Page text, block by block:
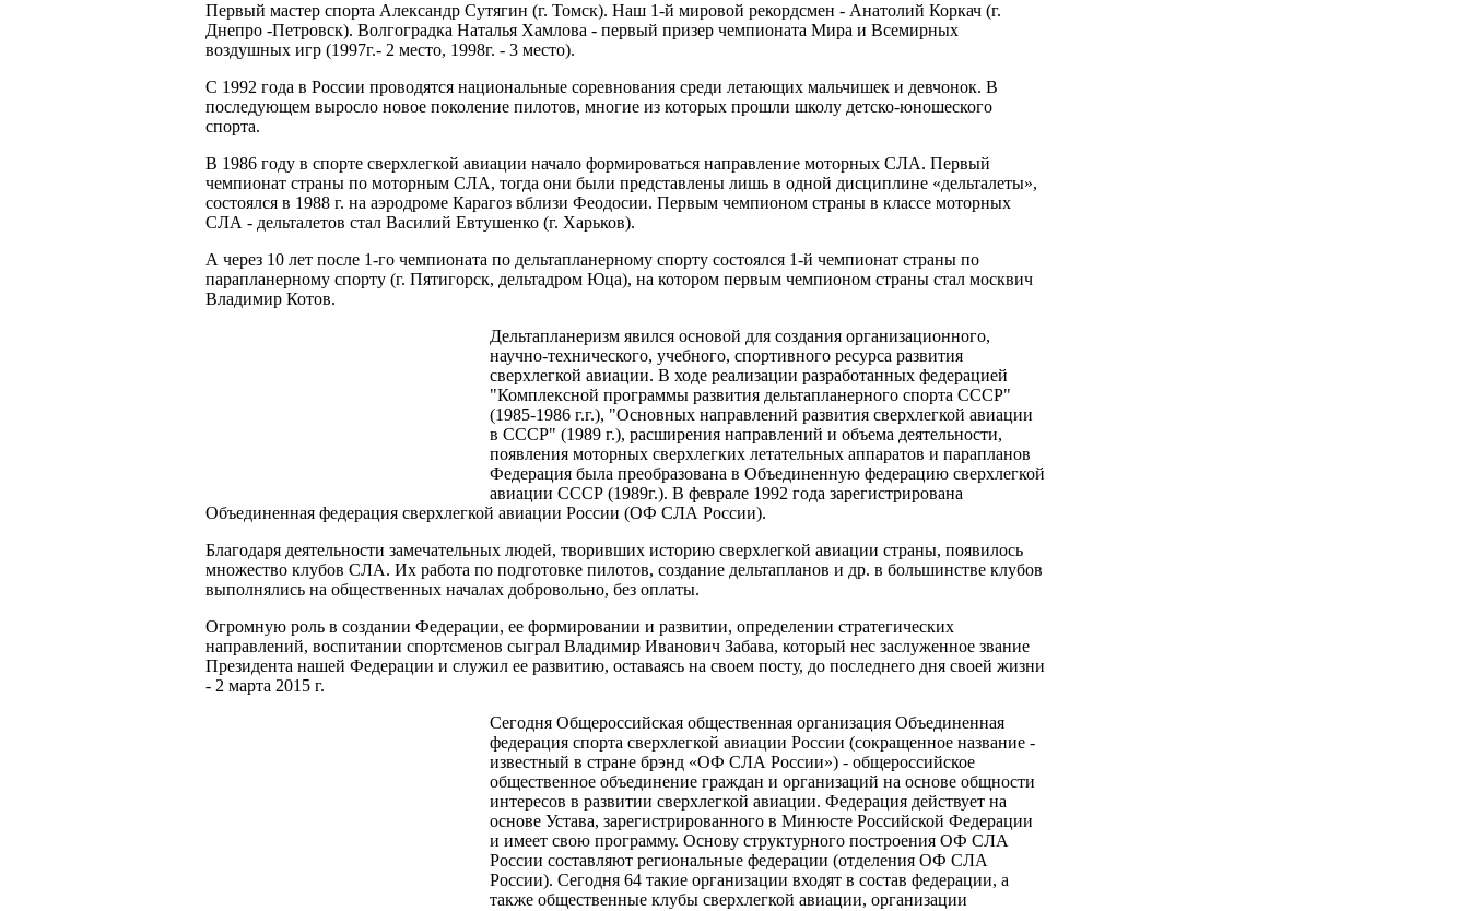
Первый мастер спорта Александр Сутягин (г. Томск). Наш 1-й мировой рекордсмен - Анатолий Коркач (г.
Днепро -Петровск). Волгоградка Наталья Хамлова - первый призер чемпионата Мира и Всемирных
воздушных игр (1997г.- 2 место, 1998г. - 3 место).
С 1992 года в России проводятся национальные соревнования среди летающих мальчишек и девчонок. В
последующем выросло новое поколение пилотов, многие из которых прошли школу детско-юношеского
спорта.
В 1986 году в спорте сверхлегкой авиации начало формироваться направление моторных СЛА. Первый
чемпионат страны по моторным СЛА, тогда они были представлены лишь в одной дисциплине «дельталеты»,
состоялся в 1988 г. на аэродроме Карагоз вблизи Феодосии. Первым чемпионом страны в классе моторных
СЛА - дельталетов стал Василий Евтушенко (г. Харьков).
А через 10 лет после 1-го чемпионата по дельтапланерному спорту состоялся 1-й чемпионат страны по
парапланерному спорту (г. Пятигорск, дельтадром Юца), на котором первым чемпионом страны стал москвич
Владимир Котов.
Дельтапланеризм явился основой для создания организационного,
научно-технического, учебного, спортивного ресурса развития
сверхлегкой авиации. В ходе реализации разработанных федерацией
"Комплексной программы развития дельтапланерного спорта СССР"
(1985-1986 г.г.), "Основных направлений развития сверхлегкой авиации
в СССР" (1989 г.), расширения направлений и объема деятельности,
появления моторных сверхлегких летательных аппаратов и парапланов
Федерация была преобразована в Объединенную федерацию сверхлегкой
авиации СССР (1989г.). В феврале 1992 года зарегистрирована
Объединенная федерация сверхлегкой авиации России (ОФ СЛА России).
Благодаря деятельности замечательных людей, творивших историю сверхлегкой авиации страны, появилось
множество клубов СЛА. Их работа по подготовке пилотов, создание дельтапланов и др. в большинстве клубов
выполнялись на общественных началах добровольно, без оплаты.
Огромную роль в создании Федерации, ее формировании и развитии, определении стратегических
направлений, воспитании спортсменов сыграл Владимир Иванович Забава, который нес заслуженное звание
Президента нашей Федерации и служил ее развитию, оставаясь на своем посту, до последнего дня своей жизни
- 2 марта 2015 г.
Сегодня Общероссийская общественная организация Объединенная
федерация спорта сверхлегкой авиации России (сокращенное название -
известный в стране брэнд «ОФ СЛА России») - общероссийское
общественное объединение граждан и организаций на основе общности
интересов в развитии сверхлегкой авиации. Федерация действует на
основе Устава, зарегистрированного в Минюсте Российской Федерации
и имеет свою программу. Основу структурного построения ОФ СЛА
России составляют региональные федерации (отделения ОФ СЛА
России). Сегодня 64 такие организации входят в состав федерации, а
также общественные клубы сверхлегкой авиации, организации